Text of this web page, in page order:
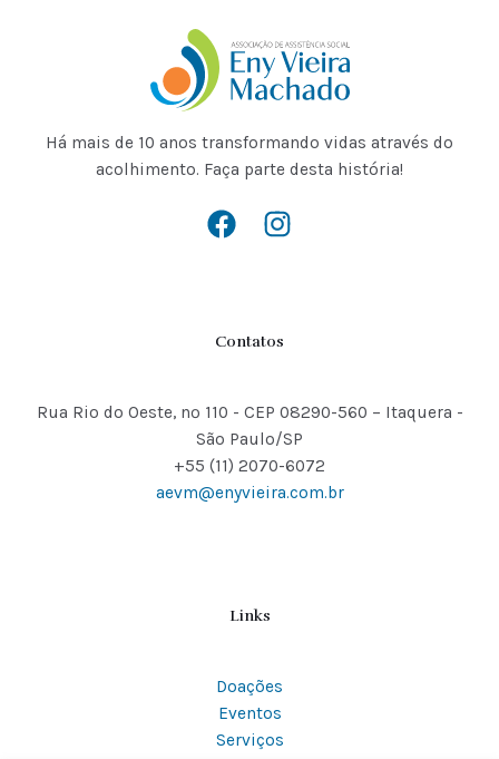
Há mais de 10 anos transformando vidas através do
acolhimento. Faça parte desta história!
Contatos
Rua Rio do Oeste, nº 110 - CEP 08290-560 – Itaquera -
São Paulo/SP
+55 (11) 2070-6072
aevm@enyvieira.com.br
Links
Doações
Eventos
Serviços